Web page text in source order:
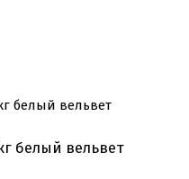
белый вельвет